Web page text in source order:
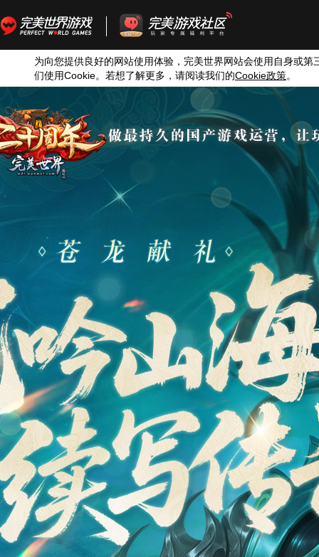
为向您提供良好的网站使用体验，完美世界网站会使用自身或第
们使用Cookie。若想了解更多，请阅读我们的Cookie政策。